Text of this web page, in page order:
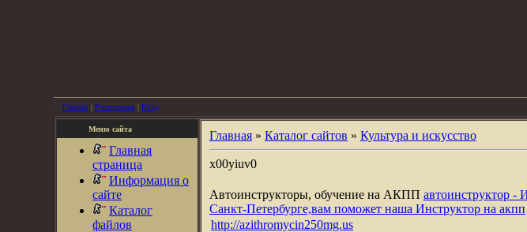
Главная | Регистрация | Вход
Меню сайта
Главная
страница
Информация о
сайте
Каталог
файлов
Главная » Каталог сайтов » Культура и искусство
x00yiuv0
Автоинструкторы, обучение на АКПП автоинструктор -
Санкт-Петербурге,вам поможет наша Инструктор на акпп
http://azithromycin250mg.us